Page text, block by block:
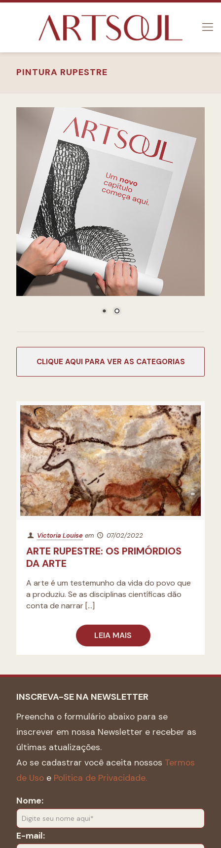
PINTURA RUPESTRE
Victoria Louise em 07/02/2022
ARTE RUPESTRE: OS PRIMÓRDIOS
DA ARTE
A arte é um testemunho da vida do povo que
a produziu. Se as disciplinas científicas dão
conta de narrar […]
LEIA MAIS
CATEGORIAS
INSCREVA-SE NA NEWSLETTER
Preencha o formulário abaixo para se
inscrever em nossa Newsletter e receber as
últimas atualizações.
Ao se cadastrar você aceita nossos Termos
de Uso e Politica de Privacidade.
Nome:
E-mail: